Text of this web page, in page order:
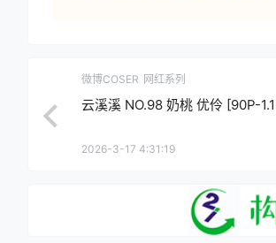
微博COSER 网红系列
云溪溪 NO.98 奶桃 优伶 [90P-
2026-3-17 4:31:19